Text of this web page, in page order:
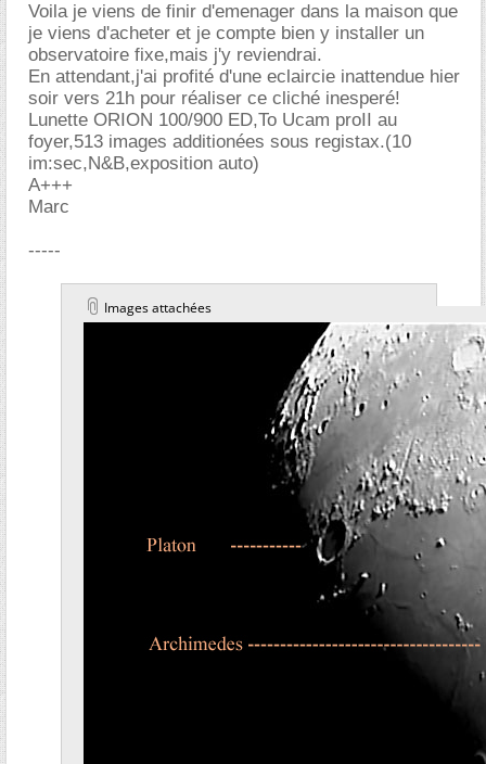
Voila je viens de finir d'emenager dans la maison que
je viens d'acheter et je compte bien y installer un
observatoire fixe,mais j'y reviendrai.
En attendant,j'ai profité d'une eclaircie inattendue hier
soir vers 21h pour réaliser ce cliché inesperé!
Lunette ORION 100/900 ED,To Ucam proII au
foyer,513 images additionées sous registax.(10
im:sec,N&B,exposition auto)
A+++
Marc
-----
Images attachées